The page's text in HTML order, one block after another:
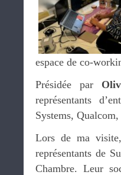
espace de co-
Présidée par
représentants
Systems,
Lors de ma
représentants de
Chambre. Leur